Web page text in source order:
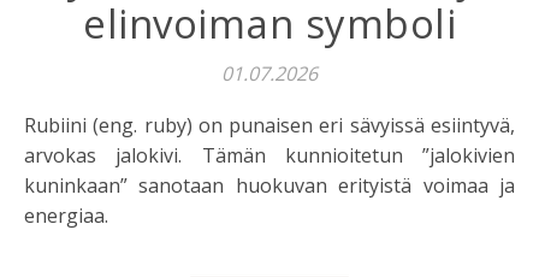
elinvoiman symboli
01.07.2026
Rubiini (eng. ruby) on punaisen eri sävyissä esiintyvä,
arvokas jalokivi. Tämän kunnioitetun ”jalokivien
kuninkaan” sanotaan huokuvan erityistä voimaa ja
energiaa.